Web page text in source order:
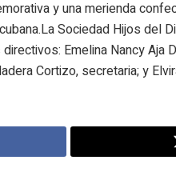
y una merienda
Sociedad Hijos del
Emelina Nancy Aja
Cortizo, secretaria; y